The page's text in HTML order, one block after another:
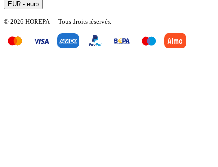
EUR - euro
© 2026 HOREPA — Tous droits réservés.